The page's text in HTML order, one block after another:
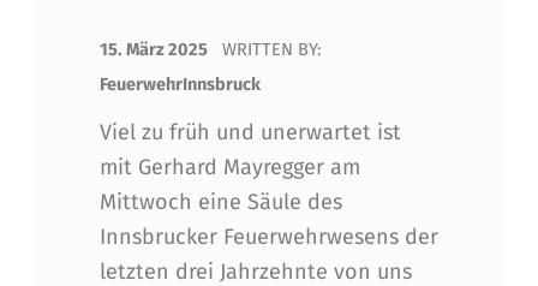
15. März 2025
WRITTEN BY:
FeuerwehrInnsbruck
Viel zu früh und unerwartet ist
mit Gerhard Mayregger am
Mittwoch eine Säule des
Innsbrucker Feuerwehrwesens der
letzten drei Jahrzehnte von uns